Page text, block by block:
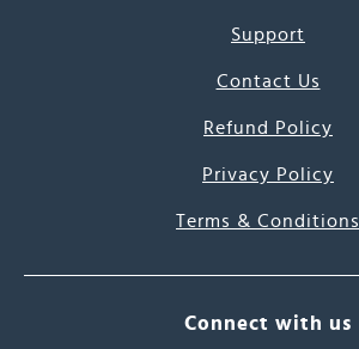
Support
Contact Us
Refund Policy
Privacy Policy
Terms & Conditions
Connect with us